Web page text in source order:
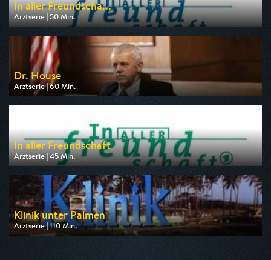
In aller Freundscha...
Arztserie | 50 Min.
Ausgestrahlt von MDR
am 10.08.2026, 08:55
Dr. House
Arztserie | 60 Min.
Ausgestrahlt von sixx
am 12.08.2026, 22:10
In aller Freundschaft
Arztserie | 45 Min.
Ausgestrahlt von rbb
am 10.08.2026, 09:00
Klinik unter Palmen
Arztserie | 110 Min.
Ausgestrahlt von DF1